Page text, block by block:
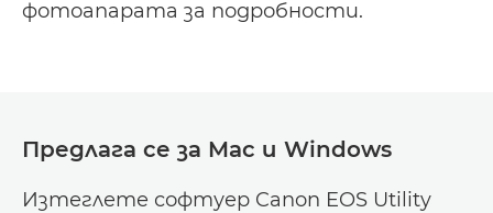
фотоапарата за подробности.
Предлага се за Mac и Windows
Изтеглете софтуер Canon EOS Utility